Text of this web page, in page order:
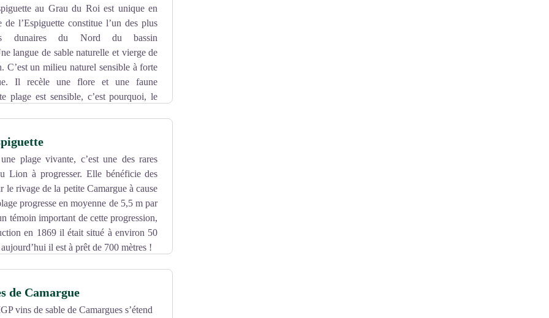
au Grau du Roi est unique en
l’Espiguette constitue l’un des plus
dunaires du Nord du bassin
langue de sable naturelle et vierge de
C’est un milieu naturel sensible à forte
Il recèle une flore et une faune
plage est sensible, c’est pourquoi, le
de la station.
plage vivante, c’est une des rares
Lion à progresser. Elle bénéficie des
le rivage de la petite Camargue à cause
progresse en moyenne de 5,5 m par
témoin important de cette progression,
en 1869 il était situé à environ 50
il est à prêt de 700 mètres !
de Camargue
vins de sable de Camargues s’étend